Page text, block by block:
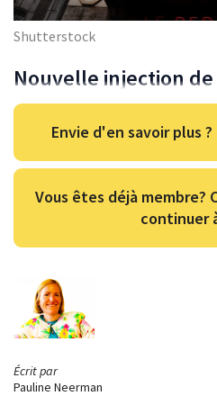
Écrit par
Pauline Neerman
Shutterstock
Nouvelle injection
Envie d'en savoir plus
Vous êtes déjà membre?
continuer